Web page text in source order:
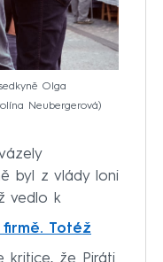
Olga
Neubergerová
byl z vlády loni
vedlo k
Totéž